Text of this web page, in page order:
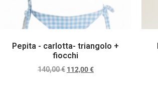
Pepita - carlotta- triangolo +
fiocchi
140,00€ 112,00€